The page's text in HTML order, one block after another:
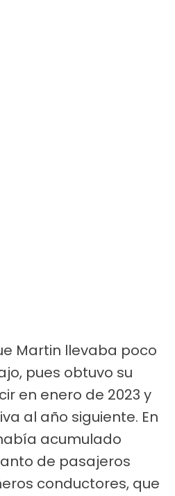
Martin llevaba poco
pues obtuvo su
en enero de 2023 y
al año siguiente. En
acumulado
de pasajeros
conductores, que